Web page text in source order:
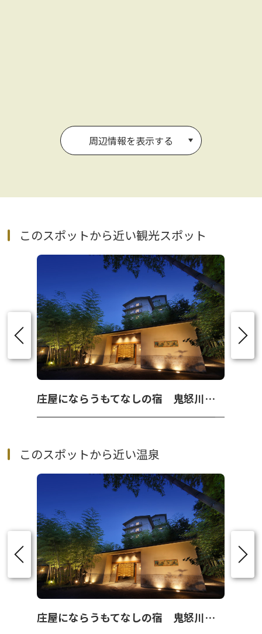
周辺情報を表示する
このスポットから近い観光スポット
庄屋にならうもてなしの宿 鬼怒川温泉『 若竹の庄 』
このスポットから近い温泉
庄屋にならうもてなしの宿 鬼怒川温泉『 若竹の庄 』